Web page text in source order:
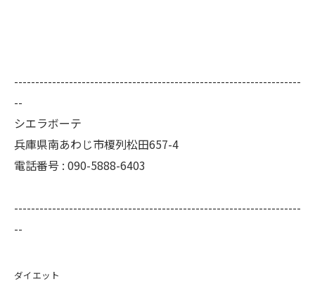
--------------------------------------------------------------------
--
シエラボーテ
兵庫県南あわじ市榎列松田657-4
電話番号 : 090-5888-6403
--------------------------------------------------------------------
--
ダイエット